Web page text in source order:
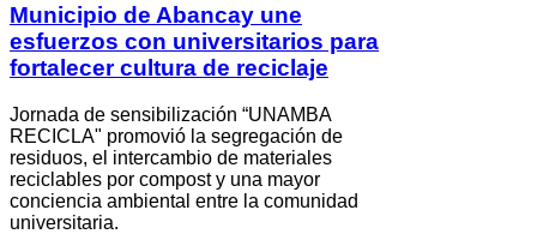
Municipio de Abancay une
esfuerzos con universitarios para
fortalecer cultura de reciclaje
Jornada de sensibilización “UNAMBA
RECICLA" promovió la segregación de
residuos, el intercambio de materiales
reciclables por compost y una mayor
conciencia ambiental entre la comunidad
universitaria.